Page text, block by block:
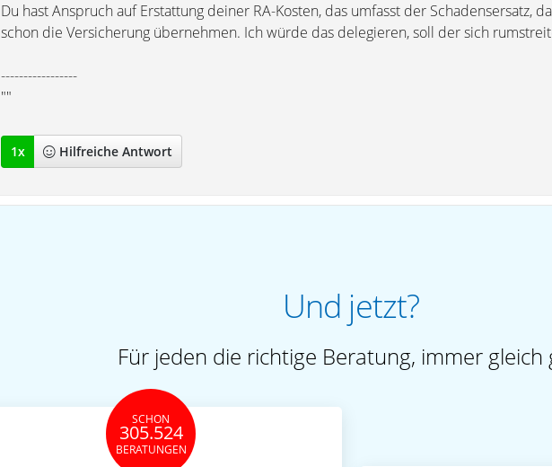
Du hast Anspruch auf Erstattung deiner RA-Kosten, das umfasst der Schadensersatz,
schon die Versicherung übernehmen. Ich würde das delegieren, soll der sich
-----------------
""
1x Hilfreiche Antwort
Und jetzt?
Für jeden die richtige Beratung, immer gleich
SCHON
305.524
BERATUNGEN